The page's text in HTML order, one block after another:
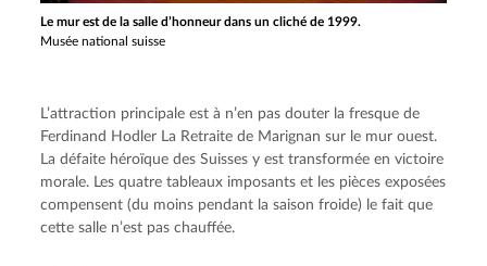
Le mur est de la salle d’honneur dans un cliché de 1999.
Musée national suisse
L’attraction principale est à n’en pas douter la fresque de
Ferdinand Hodler La Retraite de Marignan sur le mur ouest.
La défaite héroïque des Suisses y est transformée en victoire
morale. Les quatre tableaux imposants et les pièces exposées
compensent (du moins pendant la saison froide) le fait que
cette salle n’est pas chauffée.